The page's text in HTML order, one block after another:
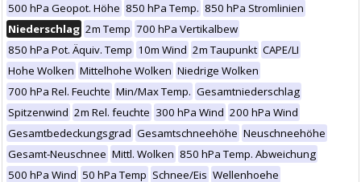
500 hPa Geopot. Höhe 850 hPa Temp. 850 hPa Stromlinien
Niederschlag 2m Temp 700 hPa Vertikalbew
850 hPa Pot. Äquiv. Temp 10m Wind 2m Taupunkt CAPE/LI
Hohe Wolken Mittelhohe Wolken Niedrige Wolken
700 hPa Rel. Feuchte Min/Max Temp. Gesamtniederschlag
Spitzenwind 2m Rel. feuchte 300 hPa Wind 200 hPa Wind
Gesamtbedeckungsgrad Gesamtschneehöhe Neuschneehöhe
Gesamt-Neuschnee Mittl. Wolken 850 hPa Temp. Abweichung
500 hPa Wind 50 hPa Temp Schnee/Eis Wellenhoehe